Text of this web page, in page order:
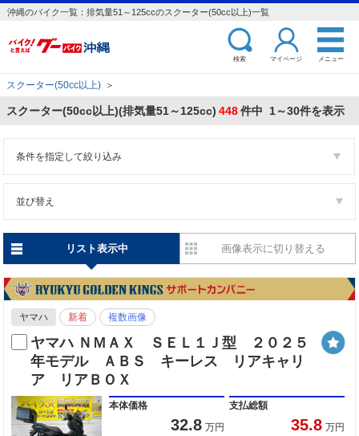
沖縄のバイク一覧：排気量51～125ccのスクーター(50cc以上)一覧
検索 マイページ メニュー
スクーター(50cc以上) ＞
スクーター(50cc以上)(排気量51～125cc) 448件中 1～30件を表示
条件を指定して絞り込み
並び替え
リスト表示中 画像表示に切り替える
ヤマハ 新着 複数画像
ヤマハ ＮＭＡＸ ＳＥＬ１Ｊ型 ２０２５
年モデル ＡＢＳ キーレス リアキャリ
ア リアＢＯＸ
本体価格
32.8 万円
支払総額
35.8 万円